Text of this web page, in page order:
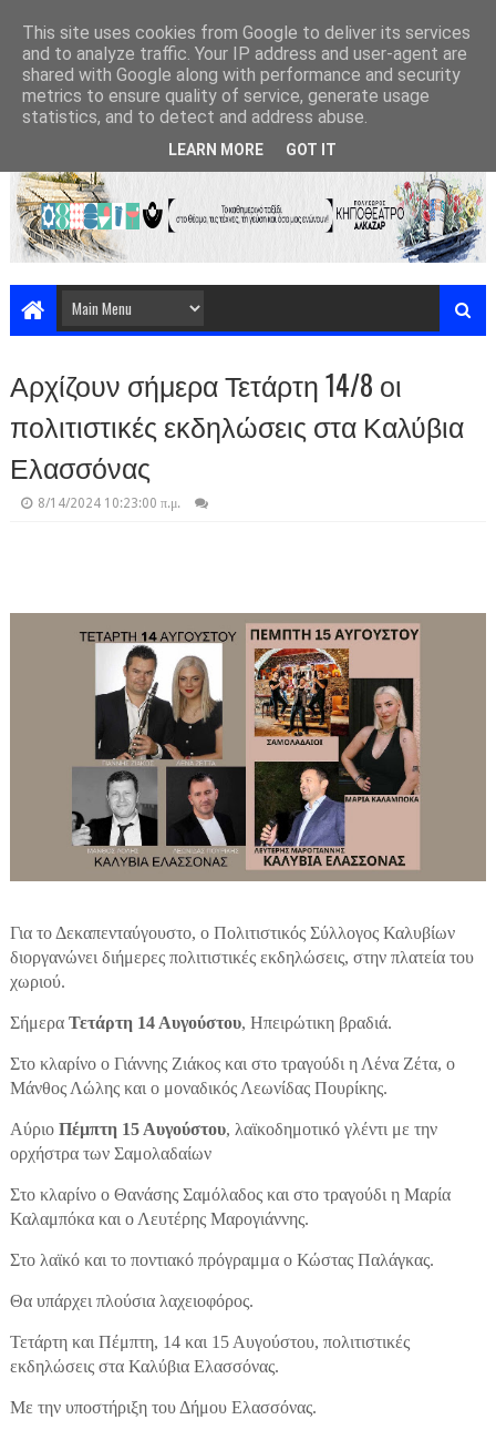
Αρχίζουν σήμερα Τετάρτη 14/8 οι
πολιτιστικές εκδηλώσεις στα Καλύβια
Ελασσόνας
8/14/2024 10:23:00 π.μ.
Για το Δεκαπενταύγουστο, ο Πολιτιστικός Σύλλογος Καλυβίων
διοργανώνει διήμερες πολιτιστικές εκδηλώσεις, στην πλατεία του
χωριού.
Σήμερα Τετάρτη 14 Αυγούστου, Ηπειρώτικη βραδιά.
Στο κλαρίνο ο Γιάννης Ζιάκος και στο τραγούδι η Λένα Ζέτα, ο
Μάνθος Λώλης και ο μοναδικός Λεωνίδας Πουρίκης.
Αύριο Πέμπτη 15 Αυγούστου, λαϊκοδημοτικό γλέντι με την
ορχήστρα των Σαμολαδαίων
Στο κλαρίνο ο Θανάσης Σαμόλαδος και στο τραγούδι η Μαρία
Καλαμπόκα και ο Λευτέρης Μαρογιάννης.
Στο λαϊκό και το ποντιακό πρόγραμμα ο Κώστας Παλάγκας.
Θα υπάρχει πλούσια λαχειοφόρος.
Τετάρτη και Πέμπτη, 14 και 15 Αυγούστου, πολιτιστικές
εκδηλώσεις στα Καλύβια Ελασσόνας.
Με την υποστήριξη του Δήμου Ελασσόνας.
This site uses cookies from Google to deliver its services
and to analyze traffic. Your IP address and user-agent are
shared with Google along with performance and security
metrics to ensure quality of service, generate usage
statistics, and to detect and address abuse.
LEARN MORE GOT IT